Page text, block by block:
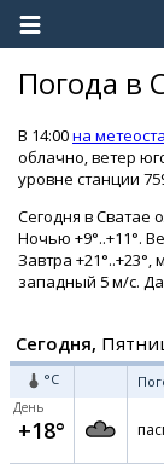
Погода в
В 14:00на
облачно, ветер
уровне станции
Сегодня в Сватае
Ночью +9°..+11°.
Завтра
западный 5 м/с.
Сегодня,
°C
День
+18°